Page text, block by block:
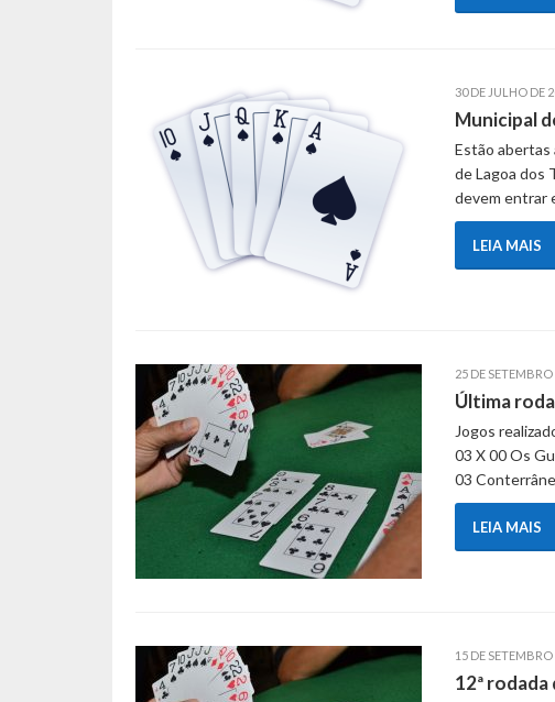
30 DE JULHO DE
Municipal
Estão abertas
de Lagoa dos
devem entrar
LEIA MAIS
25 DE
Última
Jogos
03 X 00 Os
03
LEIA MAIS
15 DE
12ª